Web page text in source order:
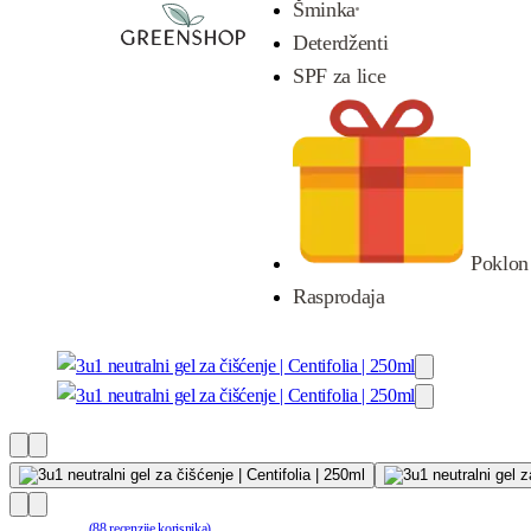
Šminka
Deterdženti
SPF za lice
Rasprodaja